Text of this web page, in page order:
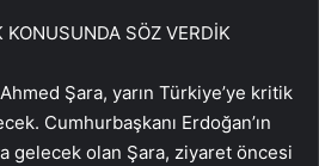
KONUSUNDA SÖZ VERDİK
Şara, yarın Türkiye’ye kritik
Cumhurbaşkanı Erdoğan’ın
gelecek olan Şara, ziyaret öncesi